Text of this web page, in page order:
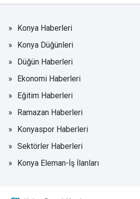
Konya Haberleri
Konya Düğünleri
Düğün Haberleri
Ekonomi Haberleri
Eğitim Haberleri
Ramazan Haberleri
Konyaspor Haberleri
Sektörler Haberleri
Konya Eleman-İş İlanları